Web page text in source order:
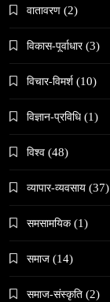
वातावरण (2)
विकास-पूर्वाधार (3)
विचार-विमर्श (10)
विज्ञान-प्रविधि (1)
विश्व (48)
व्यापार-व्यवसाय (37)
समसामयिक (1)
समाज (14)
समाज-संस्कृति (2)